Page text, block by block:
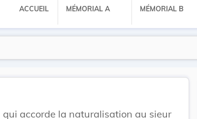
ACCUEIL MÉMORIAL A MÉMORIAL B
accorde la naturalisation au sieur